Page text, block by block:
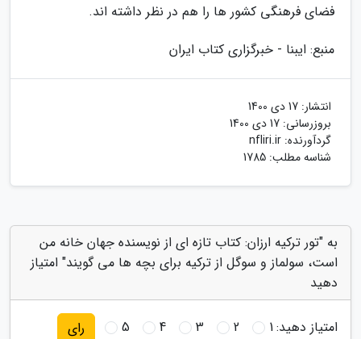
فضای فرهنگی کشور ها را هم در نظر داشته اند.
منبع: ایبنا - خبرگزاری کتاب ایران
انتشار: 17 دی 1400
بروزرسانی: 17 دی 1400
گردآورنده: nfliri.ir
شناسه مطلب: 1785
به "تور ترکیه ارزان: کتاب تازه ای از نویسنده جهان خانه من
است، سولماز و سوگل از ترکیه برای بچه ها می گویند" امتیاز
دهید
امتیاز دهید:1
2
3
4
5 رای